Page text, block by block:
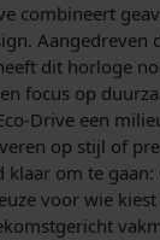
combineert
dit horloge
focus op
Drive een
op stijl of
klaar om te gaan:
voor wie